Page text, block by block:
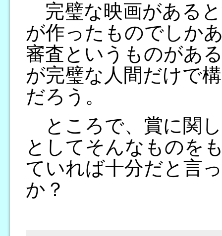
完璧な映画がある
が作ったものでしか
審査というものがあ
が完璧な人間だけで
だろう。
ところで、賞に関
としてそんなものを
ていれば十分だと言
か？